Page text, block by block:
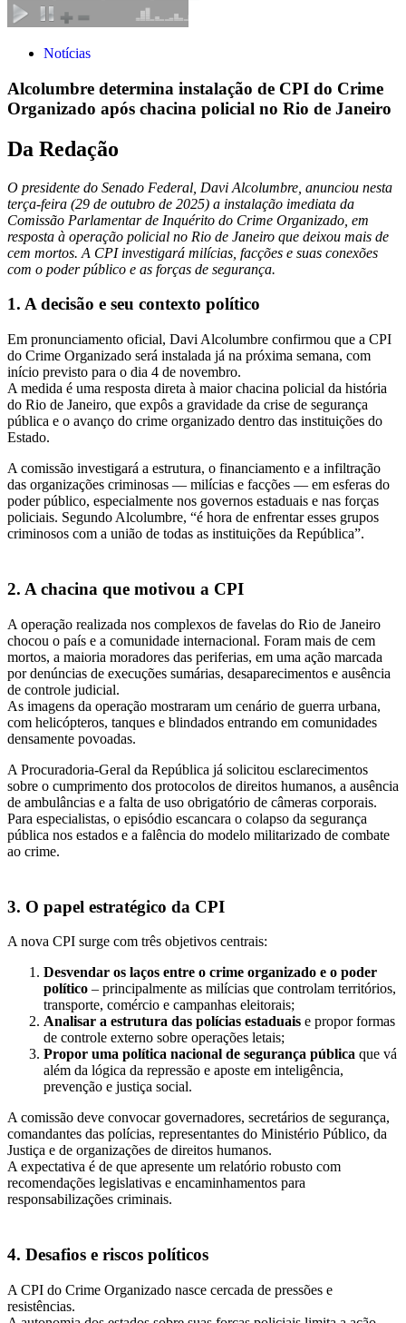
Notícias
Alcolumbre determina instalação de CPI do Crime
Organizado após chacina policial no Rio de Janeiro
Da Redação
O presidente do Senado Federal, Davi Alcolumbre, anunciou nesta
terça-feira (29 de outubro de 2025) a instalação imediata da
Comissão Parlamentar de Inquérito do Crime Organizado, em
resposta à operação policial no Rio de Janeiro que deixou mais de
cem mortos. A CPI investigará milícias, facções e suas conexões
com o poder público e as forças de segurança.
1. A decisão e seu contexto político
Em pronunciamento oficial, Davi Alcolumbre confirmou que a CPI
do Crime Organizado será instalada já na próxima semana, com
início previsto para o dia 4 de novembro.
A medida é uma resposta direta à maior chacina policial da história
do Rio de Janeiro, que expôs a gravidade da crise de segurança
pública e o avanço do crime organizado dentro das instituições do
Estado.
A comissão investigará a estrutura, o financiamento e a infiltração
das organizações criminosas — milícias e facções — em esferas do
poder público, especialmente nos governos estaduais e nas forças
policiais. Segundo Alcolumbre, “é hora de enfrentar esses grupos
criminosos com a união de todas as instituições da República”.
2. A chacina que motivou a CPI
A operação realizada nos complexos de favelas do Rio de Janeiro
chocou o país e a comunidade internacional. Foram mais de cem
mortos, a maioria moradores das periferias, em uma ação marcada
por denúncias de execuções sumárias, desaparecimentos e ausência
de controle judicial.
As imagens da operação mostraram um cenário de guerra urbana,
com helicópteros, tanques e blindados entrando em comunidades
densamente povoadas.
A Procuradoria-Geral da República já solicitou esclarecimentos
sobre o cumprimento dos protocolos de direitos humanos, a ausência
de ambulâncias e a falta de uso obrigatório de câmeras corporais.
Para especialistas, o episódio escancara o colapso da segurança
pública nos estados e a falência do modelo militarizado de combate
ao crime.
3. O papel estratégico da CPI
A nova CPI surge com três objetivos centrais:
Desvendar os laços entre o crime organizado e o poder
político – principalmente as milícias que controlam territórios,
transporte, comércio e campanhas eleitorais;
Analisar a estrutura das polícias estaduais e propor formas
de controle externo sobre operações letais;
Propor uma política nacional de segurança pública que vá
além da lógica da repressão e aposte em inteligência,
prevenção e justiça social.
A comissão deve convocar governadores, secretários de segurança,
comandantes das polícias, representantes do Ministério Público, da
Justiça e de organizações de direitos humanos.
A expectativa é de que apresente um relatório robusto com
recomendações legislativas e encaminhamentos para
responsabilizações criminais.
4. Desafios e riscos políticos
A CPI do Crime Organizado nasce cercada de pressões e
resistências.